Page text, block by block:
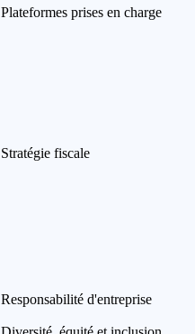
Plateformes prises en charge
Stratégie fiscale
Responsabilité d'entreprise